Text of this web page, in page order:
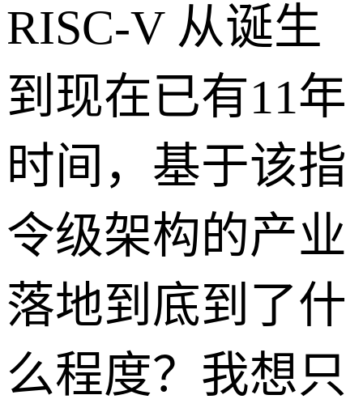
RISC-V 从诞生
到现在已有11年
时间，基于该指
令级架构的产业
落地到底到了什
么程度？我想只